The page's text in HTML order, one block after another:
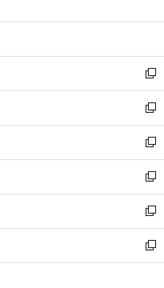
開
ウ
開
く
ン
ウ
で
開
く
ウ
ン
ド
ウ
で
開
く
新
し
い
ウ
ィ
ン
ド
ウ
で
開
く
新
し
い
ウ
ィ
ン
ド
ウ
で
開
新
し
い
ウ
ィ
ン
ド
ウ
新
し
い
ウ
ィ
ン
新
し
い
ウ
新
し